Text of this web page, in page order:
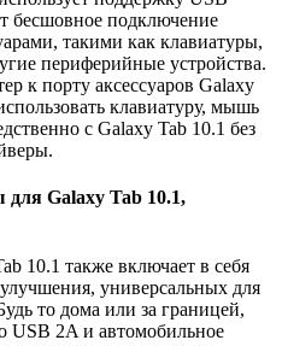
бесшовное подключение
такими как клавиатуры,
периферийные устройства.
к порту аксессуаров Galaxy
клавиатуру, мышь
с Galaxy Tab 10.1 без
для Galaxy Tab 10.1,
10.1 также включает в себя
универсальных для
то дома или за границей,
USB 2A и автомобильное